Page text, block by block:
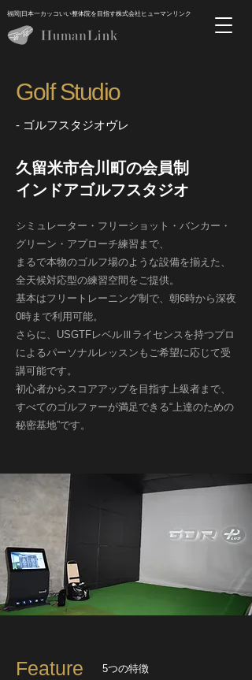
福岡|日本一カッコいい整体院を目指す株式会社ヒューマンリンク
Golf Studio
- ゴルフスタジオヴレ
久留米市合川町の会員制
インドアゴルフスタジオ
シミュレーター・フリーショット・バンカー・
グリーン・アプローチ練習まで、
まるで本物のゴルフ場のような設備を揃えた、
全天候対応型の練習空間をご提供。
基本はフリートレーニング制で、朝6時から深夜
0時まで利用可能。
さらに、USGTFレベルⅢライセンスを持つプロ
によるパーソナルレッスンもご希望に応じて受
講可能です。
初心者からスコアアップを目指す上級者まで、
すべてのゴルファーが満足できる“上達のための
秘密基地”です。
Feature 5つの特徴